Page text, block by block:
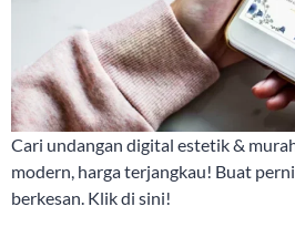
Cari undangan digital estetik &
modern, harga terjangkau! Buat
berkesan. Klik di sini!